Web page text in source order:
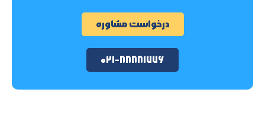
درخواست مشاوره
۰۲۱-۸۸۸۸۱۷۷۶